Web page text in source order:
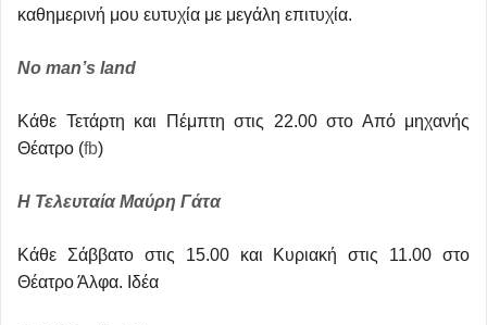
καθημερινή μου ευτυχία με μεγάλη επιτυχία.
No man’s land
Kάθε Τετάρτη και Πέμπτη στις 22.00 στο Από μηχανής
Θέατρο (fb)
Η Τελευταία Μαύρη Γάτα
Κάθε Σάββατο στις 15.00 και Κυριακή στις 11.00 στο
Θέατρο Άλφα. Ιδέα